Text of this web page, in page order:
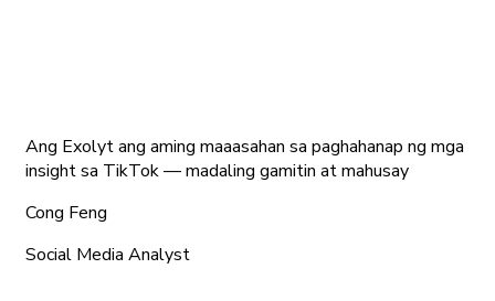
Ang Exolyt ang aming maaasahan sa paghahanap ng mga
insight sa TikTok — madaling gamitin at mahusay
Cong Feng
Social Media Analyst